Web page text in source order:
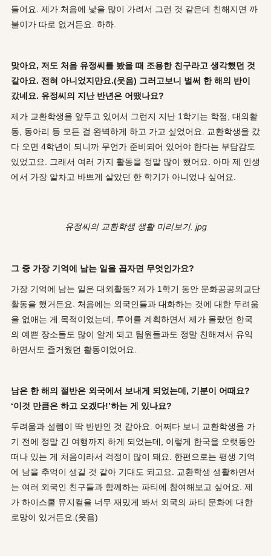
들어요. 제가 처음에 낯을 많이 가려서 그런 것 같은데 친해지면 까
불이가 따로 없거든요. 하하.
맞아요, 저도 처음 유정씨를 봤을 때 조용한 친구라고 생각했던 것
같아요. 전혀 아니었지만요.(웃음) 그러고보니 벌써 한 해의 반이
갔네요. 유정씨의 지난 반년은 어땠나요?
제가 교환학생을 앞두고 있어서 그런지 지난 1학기는 학점, 대외활
동, 동아리 등 모든 걸 완벽하게 하고 가고 싶었어요. 교환학생을 갔
다 오면 4학년이 되니까 무언가 준비되어 있어야 한다는 부담감도
있었고요. 그래서 여러 가지 활동을 정말 많이 했어요. 아마 제 인생
에서 가장 알차고 바쁘게 살았던 한 학기가 아니었나 싶어요.
유정씨의 교환학생 생활 미리보기. jpg
그 중 가장 기억에 남는 일을 꼽자면 무엇인가요?
가장 기억에 남는 일은 대외활동? 제가 1학기 동안 문화공공외교단
활동을 했거든요. 처음에는 외국인들과 대화하는 것에 대한 두려움
을 없애는 게 목적이었는데, 투어를 계획하면서 제가 몰랐던 한국
의 예쁜 장소들도 많이 알게 되고 팀원들과도 정말 친해져서 유익
하면서도 즐거웠던 활동이었어요.
남은 한 해의 절반은 외국에서 보내게 되었는데, 기분이 어때요?
‘이것 만큼은 하고 오겠다!’하는 게 있나요?
두려움과 설렘이 딱 반반인 것 같아요. 어쩌다 보니 교환학생을 가
기 전에 정말 긴 여행까지 하게 되었는데, 이렇게 한국을 오랫동안
떠나 있는 게 처음이라서 걱정이 많이 돼요. 한편으로는 평생 기억
에 남을 추억이 생길 것 같아 기대도 되고요. 교환학생 생활하면서
는 여러 외국인 친구들과 함께하는 파티에 참여해보고 싶어요. 제
가 하이스쿨 뮤지컬을 너무 재밌게 봐서 외국의 파티 문화에 대한
로망이 있거든요.(웃음)